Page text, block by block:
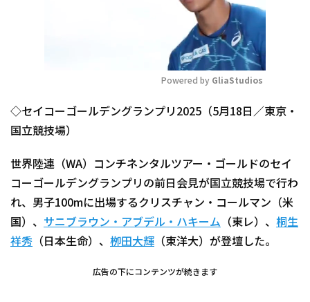
Mute
Powered by GliaStudios
◇セイコーゴールデングランプリ2025（5月18日／東京・
国立競技場）
世界陸連（WA）コンチネンタルツアー・ゴールドのセイ
コーゴールデングランプリの前日会見が国立競技場で行わ
れ、男子100mに出場するクリスチャン・コールマン（米
国）、 サニブラウン・アブデル・ハキーム （東レ）、 桐生
祥秀 （日本生命）、 栁田大輝 （東洋大）が登壇した。
広告の下にコンテンツが続きます